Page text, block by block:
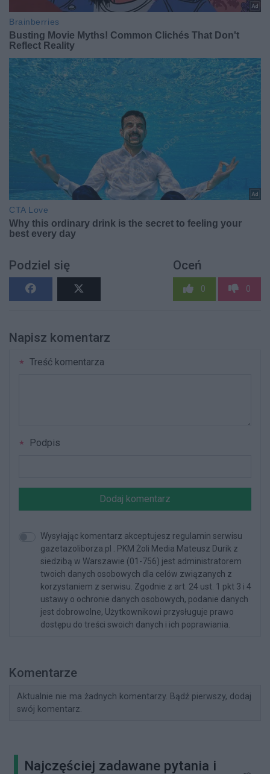
Podziel się Oceń
0 0
Napisz komentarz
Treść komentarza
Podpis
Dodaj komentarz
Wysyłając komentarz akceptujesz regulamin serwisu
gazetazoliborza.pl . PKM Żoli Media Mateusz Durik z
siedzibą w Warszawie (01-756) jest administratorem
twoich danych osobowych dla celów związanych z
korzystaniem z serwisu. Zgodnie z art. 24 ust. 1 pkt 3 i 4
ustawy o ochronie danych osobowych, podanie danych
jest dobrowolne, Użytkownikowi przysługuje prawo
dostępu do treści swoich danych i ich poprawiania.
Komentarze
Aktualnie nie ma żadnych komentarzy. Bądź pierwszy, dodaj
swój komentarz.
Najczęściej zadawane pytania i